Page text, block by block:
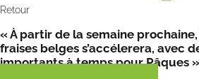
Retour
« À partir de la semaine
fraises belges s’accélerera, avec
importants à temps pour Pâques